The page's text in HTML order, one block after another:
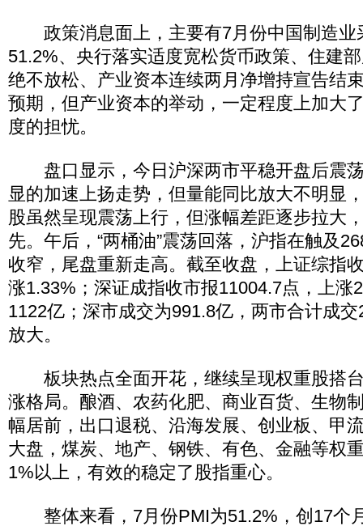
政策消息面上，主要有7月份中国制造业
51.2%、央行落实适度宽松货币政策、住建
绝不放松、产业资本连续两月净增持宣告结
预期，但产业资本的举动，一定程度上加大
度的担忧。
盘口显示，今日沪深两市平稳开盘后震
显的加速上扬走势，但量能同比放大不明显
股虽然呈现震荡上行，但涨幅差距逐步拉大
先。午后，“两桶油”震荡回落，沪指在触及
收窄，尾盘重新走高。截至收盘，上证综指
涨1.33%；深证成指收市报11004.7点，上涨
1122亿；深市成交为991.8亿，两市合计成
放大。
板块热点全面开花，继续呈现权重股搭
涨格局。酿酒、农药化肥、商业百货、生物
幅居前，出口退税、沿海发展、创业板、甲
大盘，煤炭、地产、钢铁、有色、金融等权
1%以上，有效的稳定了股指重心。
整体来看，7月份PMI为51.2%，创17个